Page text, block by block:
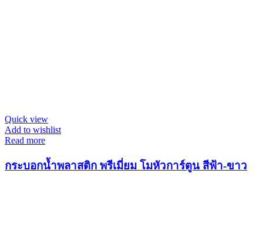
Quick view
Add to wishlist
Read more
กระบอกน้ำพลาสติก พรีเมี่ยม โมหัวการ์ตูน สีฟ้า-ขาว